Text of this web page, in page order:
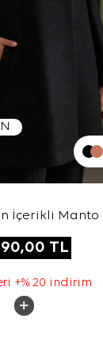
İçerikli Manto
TL
+% 20 indirim